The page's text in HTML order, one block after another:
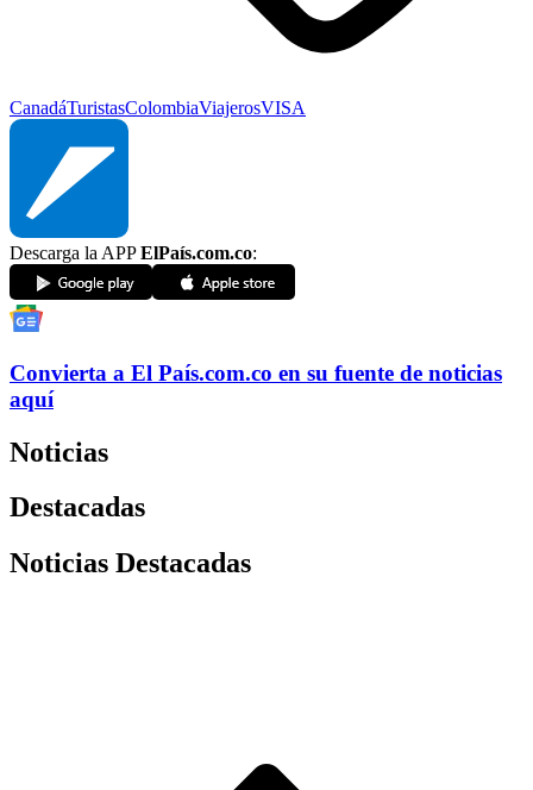
CanadáTuristasColombiaViajerosVISA
Descarga la APPElPaís.com.co:
Convierta a El País.com.co en su fuente de noticias
aquí
Noticias
Destacadas
Noticias Destacadas